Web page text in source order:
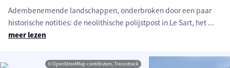
Adembenemende landschappen, onderbroken door een paar
historische notities: de neolithische polijstpost in Le Sart, het ...
meer lezen
© OpenStreetMap contributors, Tracestrack